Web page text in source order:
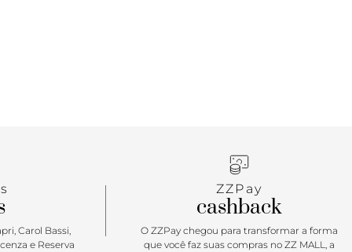
Carol Bassi,
e Reserva
ZZPay
cashback
O ZZPay chegou para transformar a forma
que você faz suas compras no ZZ MALL, a